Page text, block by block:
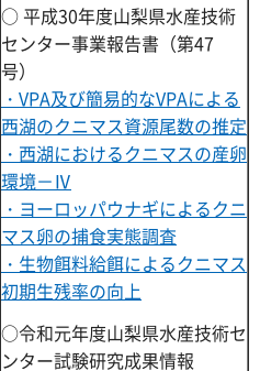
○ 平成30年度山梨県水産技術
センター事業報告書（第47
号）
・VPA及び簡易的なVPAによる
西湖のクニマス資源尾数の推定
・西湖におけるクニマスの産卵
環境－Ⅳ
・ヨーロッパウナギによるクニ
マス卵の捕食実態調査
・生物餌料給餌によるクニマス
初期生残率の向上
○令和元年度山梨県水産技術セ
ンター試験研究成果情報